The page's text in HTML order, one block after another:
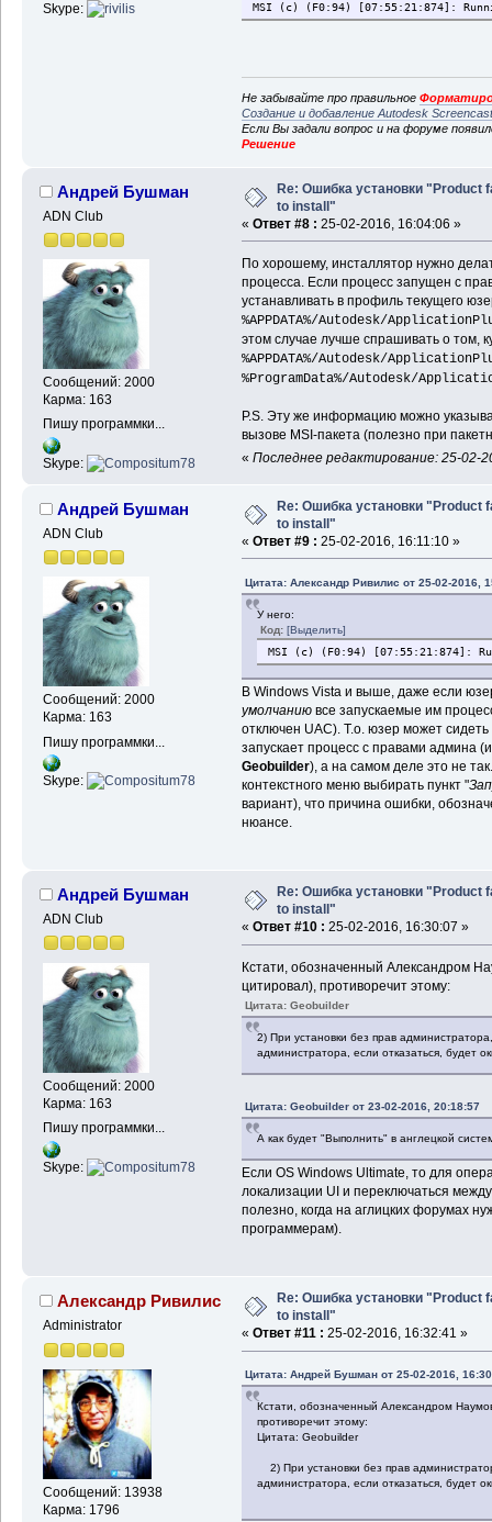
Skype: MSI (c) (F0:94) [07:55:21:874]:
Не забывайте про правильное
Создание и добавление Autodesk
Если Вы задали вопрос и на форуме
Решение
Андрей Бушман
ADN Club
Сообщений: 2000
Карма: 163
Пишу программки...
Skype:
Re: Ошибка установки "Product
to install"
« Ответ #8 : 25-02-2016, 16:04:06 »
По хорошему, инсталлятор нужно
процесса. Если процесс запущен с
устанавливать в профиль текущего
%APPDATA%/Autodesk/
этом случае лучше спрашивать о том,
%APPDATA%/Autodesk/
%ProgramData%/Autodesk/
P.S. Эту же информацию можно
вызове MSI-пакета (полезно при
« Последнее редактирование: 25-02-
Андрей Бушман
ADN Club
Сообщений: 2000
Карма: 163
Пишу программки...
Skype:
Re: Ошибка установки "Product
to install"
« Ответ #9 : 25-02-2016, 16:11:10 »
Цитата: Александр Ривилис от 25-02-2016,
У него:
Код: [Выделить]
MSI (c) (F0:94) [07:55:21:874]:
В Windows Vista и выше, даже если
умолчаниювсе запускаемые им
отключен UAC). Т.о. юзер может
запускает процесс с правами админа
Geobuilder), а на самом деле это не
контекстного меню выбирать пункт "
вариант), что причина ошибки,
нюансе.
Андрей Бушман
ADN Club
Сообщений: 2000
Карма: 163
Пишу программки...
Skype:
Re: Ошибка установки "Product
to install"
« Ответ #10 : 25-02-2016, 16:30:07 »
Кстати, обозначенный Александром
цитировал), противоречит этому:
Цитата: Geobuilder
2) При установки без прав
администратора, если отказаться, будет
Цитата: Geobuilder от 23-02-2016, 20:18:57
А как будет "Выполнить" в англецкой
Если OS Windows Ultimate, то для
локализации UI и переключаться
полезно, когда на аглицких форумах
программерам).
Александр Ривилис
Administrator
Сообщений: 13938
Карма: 1796
Re: Ошибка установки "Product
to install"
« Ответ #11 : 25-02-2016, 16:32:41 »
Цитата: Андрей Бушман от 25-02-2016,
Кстати, обозначенный Александром
противоречит этому:
Цитата: Geobuilder
2) При установки без прав
администратора, если отказаться, будет